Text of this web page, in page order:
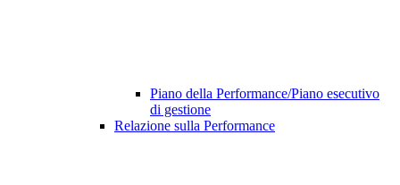
Piano della Performance/Piano esecutivo
di gestione
Relazione sulla Performance